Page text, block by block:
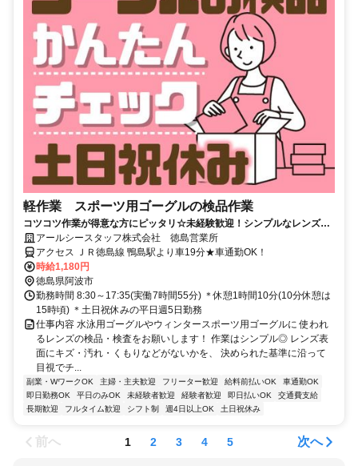
軽作業 スポーツ用ゴーグルの検品作業
コツコツ作業が得意な方にピッタリ☆未経験歓迎！シンプルなレンズの
検品作業で高時給1180円ゲット◎
アールシースタッフ株式会社 徳島営業所
アクセス ＪＲ徳島線 鴨島駅より車19分★車通勤OK！
時給1,180円
徳島県阿波市
勤務時間 8:30～17:35(実働7時間55分) ＊休憩1時間10分(10分休憩は
15時頃) ＊土日祝休みの平日週5日勤務
仕事内容 水泳用ゴーグルやウィンタースポーツ用ゴーグルに 使われ
るレンズの検品・検査をお願いします！ 作業はシンプル◎ レンズ表
面にキズ・汚れ・くもりなどがないかを、 決められた基準に沿って
目視でチ...
副業・WワークOK 主婦・主夫歓迎 フリーター歓迎 給料前払いOK
車通勤OK
即日勤務OK
平日のみOK 未経験者歓迎 経験者歓迎 即日払いOK
交通費支給
長期歓迎
フルタイム歓迎 シフト制 週4日以上OK 土日祝休み
前へ 1 2 3 4 5 次へ